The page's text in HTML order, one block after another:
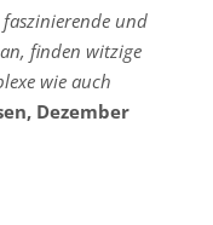
und
finden witzige
wie auch
Dezember